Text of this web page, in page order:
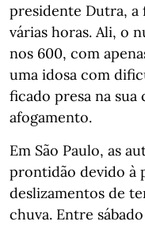
presidente Dutra,
várias horas. Ali, o
nos 600, com
uma idosa com
ficado presa na sua
afogamento.
Em São Paulo, as
prontidão devido à
deslizamentos de
chuva. Entre